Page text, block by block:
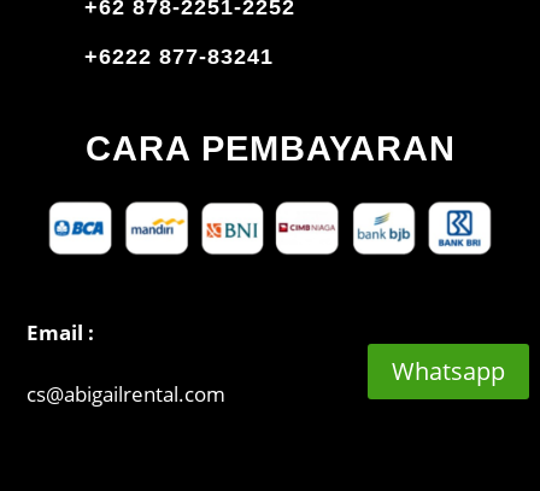
+62 878-2251-2252
+6222 877-83241
CARA PEMBAYARAN
Email :
cs@abigailrental.com
Whatsapp